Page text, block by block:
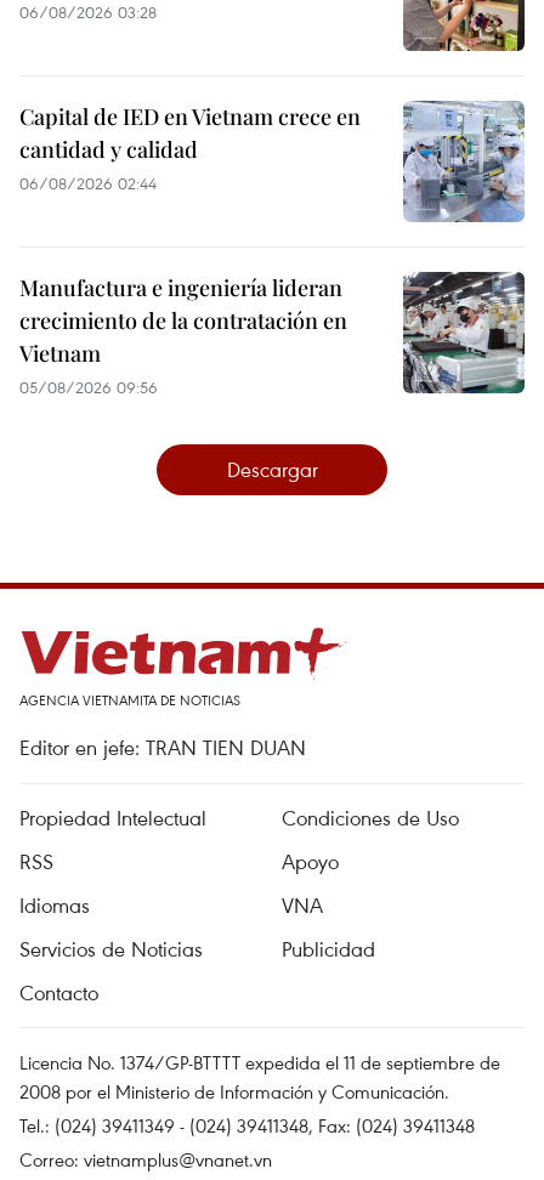
06/08/2026 03:28
Capital de IED en Vietnam crece en
cantidad y calidad
06/08/2026 02:44
Manufactura e ingeniería lideran
crecimiento de la contratación en
Vietnam
05/08/2026 09:56
Descargar
AGENCIA VIETNAMITA DE NOTICIAS
Editor en jefe: TRAN TIEN DUAN
Propiedad Intelectual
Condiciones de Uso
RSS
Apoyo
Idiomas
VNA
Servicios de Noticias
Publicidad
Contacto
Licencia No. 1374/GP-BTTTT expedida el 11 de septiembre de
2008 por el Ministerio de Información y Comunicación.
Tel.: (024) 39411349 - (024) 39411348, Fax: (024) 39411348
Correo: vietnamplus@vnanet.vn